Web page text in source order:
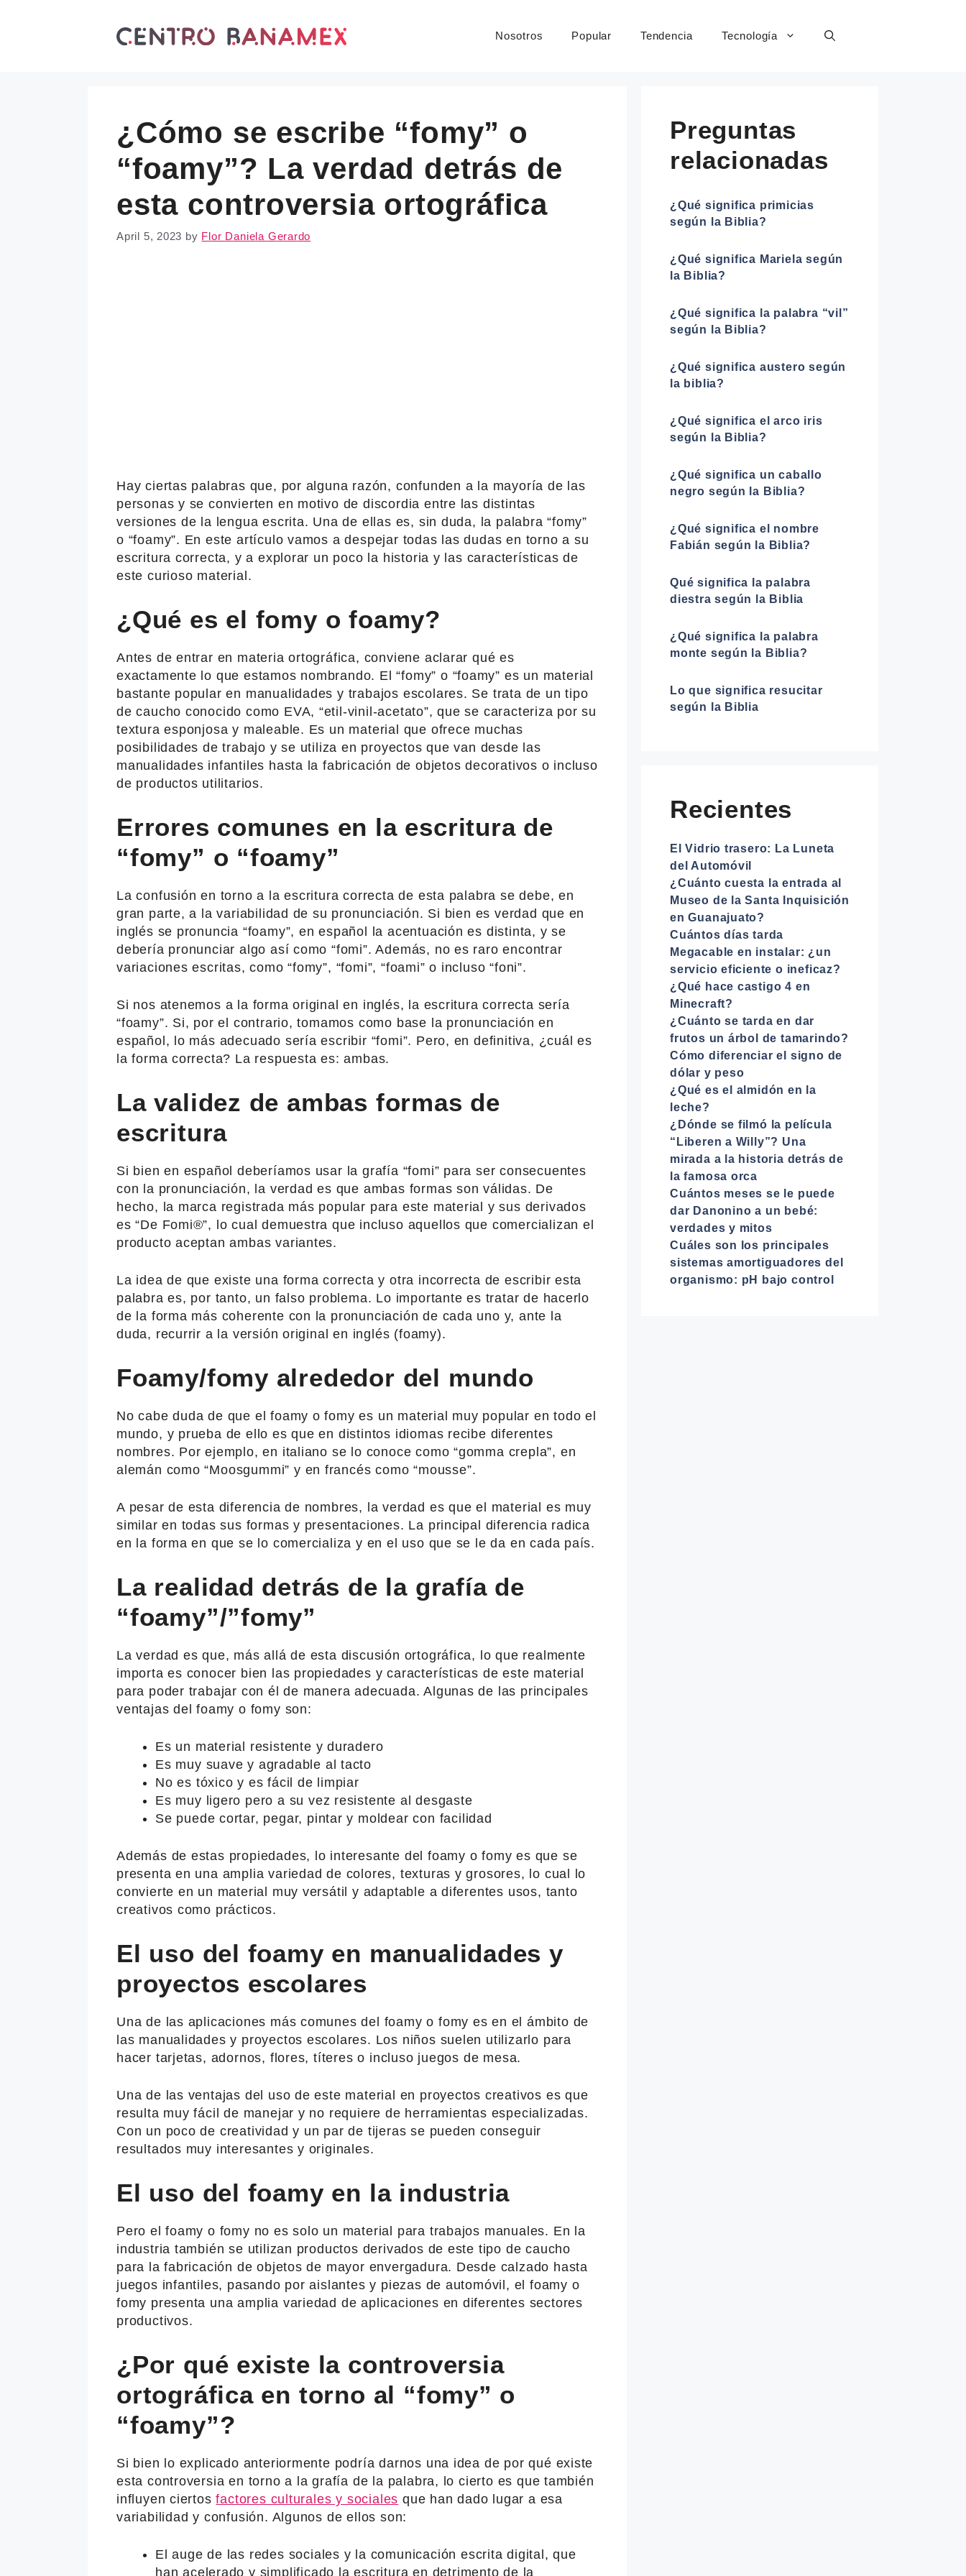
Nosotros Popular Tendencia Tecnología
¿Cómo se escribe “fomy” o
“foamy”? La verdad detrás de
esta controversia ortográfica
April 5, 2023 by Flor Daniela Gerardo
Hay ciertas palabras que, por alguna razón, confunden a la mayoría de las
personas y se convierten en motivo de discordia entre las distintas
versiones de la lengua escrita. Una de ellas es, sin duda, la palabra “fomy”
o “foamy”. En este artículo vamos a despejar todas las dudas en torno a su
escritura correcta, y a explorar un poco la historia y las características de
este curioso material.
¿Qué es el fomy o foamy?
Antes de entrar en materia ortográfica, conviene aclarar qué es
exactamente lo que estamos nombrando. El “fomy” o “foamy” es un material
bastante popular en manualidades y trabajos escolares. Se trata de un tipo
de caucho conocido como EVA, “etil-vinil-acetato”, que se caracteriza por su
textura esponjosa y maleable. Es un material que ofrece muchas
posibilidades de trabajo y se utiliza en proyectos que van desde las
manualidades infantiles hasta la fabricación de objetos decorativos o incluso
de productos utilitarios.
Errores comunes en la escritura de
“fomy” o “foamy”
La confusión en torno a la escritura correcta de esta palabra se debe, en
gran parte, a la variabilidad de su pronunciación. Si bien es verdad que en
inglés se pronuncia “foamy”, en español la acentuación es distinta, y se
debería pronunciar algo así como “fomi”. Además, no es raro encontrar
variaciones escritas, como “fomy”, “fomi”, “foami” o incluso “foni”.
Si nos atenemos a la forma original en inglés, la escritura correcta sería
“foamy”. Si, por el contrario, tomamos como base la pronunciación en
español, lo más adecuado sería escribir “fomi”. Pero, en definitiva, ¿cuál es
la forma correcta? La respuesta es: ambas.
La validez de ambas formas de
escritura
Si bien en español deberíamos usar la grafía “fomi” para ser consecuentes
con la pronunciación, la verdad es que ambas formas son válidas. De
hecho, la marca registrada más popular para este material y sus derivados
es “De Fomi®”, lo cual demuestra que incluso aquellos que comercializan el
producto aceptan ambas variantes.
La idea de que existe una forma correcta y otra incorrecta de escribir esta
palabra es, por tanto, un falso problema. Lo importante es tratar de hacerlo
de la forma más coherente con la pronunciación de cada uno y, ante la
duda, recurrir a la versión original en inglés (foamy).
Foamy/fomy alrededor del mundo
No cabe duda de que el foamy o fomy es un material muy popular en todo el
mundo, y prueba de ello es que en distintos idiomas recibe diferentes
nombres. Por ejemplo, en italiano se lo conoce como “gomma crepla”, en
alemán como “Moosgummi” y en francés como “mousse”.
A pesar de esta diferencia de nombres, la verdad es que el material es muy
similar en todas sus formas y presentaciones. La principal diferencia radica
en la forma en que se lo comercializa y en el uso que se le da en cada país.
La realidad detrás de la grafía de
“foamy”/”fomy”
La verdad es que, más allá de esta discusión ortográfica, lo que realmente
importa es conocer bien las propiedades y características de este material
para poder trabajar con él de manera adecuada. Algunas de las principales
ventajas del foamy o fomy son:
Es un material resistente y duradero
Es muy suave y agradable al tacto
No es tóxico y es fácil de limpiar
Es muy ligero pero a su vez resistente al desgaste
Se puede cortar, pegar, pintar y moldear con facilidad
Además de estas propiedades, lo interesante del foamy o fomy es que se
presenta en una amplia variedad de colores, texturas y grosores, lo cual lo
convierte en un material muy versátil y adaptable a diferentes usos, tanto
creativos como prácticos.
El uso del foamy en manualidades y
proyectos escolares
Una de las aplicaciones más comunes del foamy o fomy es en el ámbito de
las manualidades y proyectos escolares. Los niños suelen utilizarlo para
hacer tarjetas, adornos, flores, títeres o incluso juegos de mesa.
Una de las ventajas del uso de este material en proyectos creativos es que
resulta muy fácil de manejar y no requiere de herramientas especializadas.
Con un poco de creatividad y un par de tijeras se pueden conseguir
resultados muy interesantes y originales.
El uso del foamy en la industria
Pero el foamy o fomy no es solo un material para trabajos manuales. En la
industria también se utilizan productos derivados de este tipo de caucho
para la fabricación de objetos de mayor envergadura. Desde calzado hasta
juegos infantiles, pasando por aislantes y piezas de automóvil, el foamy o
fomy presenta una amplia variedad de aplicaciones en diferentes sectores
productivos.
¿Por qué existe la controversia
ortográfica en torno al “fomy” o
“foamy”?
Si bien lo explicado anteriormente podría darnos una idea de por qué existe
esta controversia en torno a la grafía de la palabra, lo cierto es que también
influyen ciertosfactores culturales y sociales que han dado lugar a esa
variabilidad y confusión. Algunos de ellos son:
El auge de las redes sociales y la comunicación escrita digital, que
han acelerado y simplificado la escritura en detrimento de la
Preguntas
relacionadas
¿Qué significa primicias
según la Biblia?
¿Qué significa Mariela según
la Biblia?
¿Qué significa la palabra “vil”
según la Biblia?
¿Qué significa austero según
la biblia?
¿Qué significa el arco iris
según la Biblia?
¿Qué significa un caballo
negro según la Biblia?
¿Qué significa el nombre
Fabián según la Biblia?
Qué significa la palabra
diestra según la Biblia
¿Qué significa la palabra
monte según la Biblia?
Lo que significa resucitar
según la Biblia
Recientes
El Vidrio trasero: La Luneta
del Automóvil
¿Cuánto cuesta la entrada al
Museo de la Santa Inquisición
en Guanajuato?
Cuántos días tarda
Megacable en instalar: ¿un
servicio eficiente o ineficaz?
¿Qué hace castigo 4 en
Minecraft?
¿Cuánto se tarda en dar
frutos un árbol de tamarindo?
Cómo diferenciar el signo de
dólar y peso
¿Qué es el almidón en la
leche?
¿Dónde se filmó la película
“Liberen a Willy”? Una
mirada a la historia detrás de
la famosa orca
Cuántos meses se le puede
dar Danonino a un bebé:
verdades y mitos
Cuáles son los principales
sistemas amortiguadores del
organismo: pH bajo control